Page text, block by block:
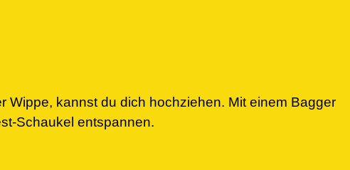
kannst du dich hochziehen. Mit einem Bagger
Schaukel entspannen.